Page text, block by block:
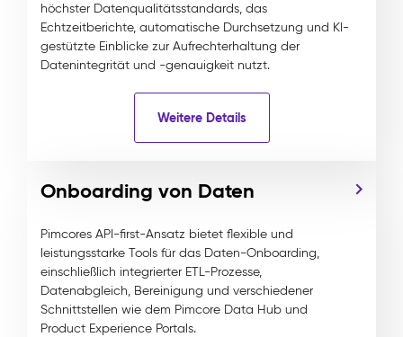
höchster Datenqualitätsstandards, das
Echtzeitberichte, automatische Durchsetzung und KI-
gestützte Einblicke zur Aufrechterhaltung der
Datenintegrität und -genauigkeit nutzt.
Weitere Details
Onboarding von Daten
Pimcores API-first-Ansatz bietet flexible und
leistungsstarke Tools für das Daten-Onboarding,
einschließlich integrierter ETL-Prozesse,
Datenabgleich, Bereinigung und verschiedener
Schnittstellen wie dem Pimcore Data Hub und
Product Experience Portals.